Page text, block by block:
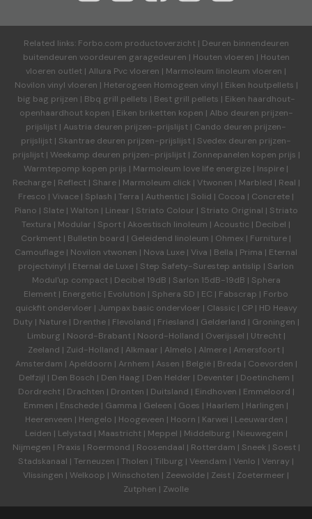
Related links: Forbo.com productoverzicht| Deuren binnendeuren
buitendeuren voordeuren garagedeuren | Houten vloeren | Houten
vloeren outlet | Allura Pvc vloeren | Marmoleum linoleum vloeren |
Novilon vinyl vloeren | Heterogeen Homogeen vinyl | Eiken houtpellets |
big bag prijzen | Bbq grill pellets | Best grill pellets | Eiken haardhout-
openhaardhout kopen | Eiken briketten kopen | Albo deuren prijzen-
prijslijst | Austria deuren prijzen-prijslijst | Cando deuren prijzen-
prijslijst | Skantrae deuren prijzen-prijslijst | Svedex deuren prijzen-
prijslijst| Weekamp deuren prijzen-prijslijst| Zonnepanelen kopen prijs |
Warmtepomp kopen prijs | Marmoleum love life energize | Inspire |
Recharge| Reflect| Share| Marmoleum click| Vtwonen | Marbled | Real |
Fresco | Vivace | Splash | Terra | Authentic | Solid | Cocoa | Concrete |
Piano | Slate| Walton | Linear | Striato Colour | Striato Original | Striato
Textura | Modular | Sport | Akoestisch linoleum | Acoustic | Decibel |
Corkment | Bulletin board | Geleidend linoleum | Ohmex | Furniture |
Camouflage | Novilon vtwonen | Nova Luxe | Viva | Bella | Prima | Eternal
projectvinyl | Eternal de Luxe | Step Safety-Surestep antislip | Sarlon
Modul'up compact| Decibel 19dB | Sarlon 15dB-19dB | Sphera
Element | Energetic | Evolution | Sphera SD | EC | Fabscrap | Forbo
quickfit ondervloer | Jumpax basic ondervloer | Classic | CP| HD Heavy
Duty | Nature| Drenthe| Flevoland | Friesland | Gelderland | Groningen |
Limburg | Noord-Brabant| Noord-Holland | Overijssel | Utrecht|
Zeeland | Zuid-Holland | Alkmaar | Almelo | Almere | Amersfoort |
Amsterdam | Apeldoorn | Arnhem | Assen | België| Breda | Coevorden |
Delfzijl | Den Bosch | Den Haag | Den Helder | Deventer | Doetinchem |
Dordrecht| Drachten | Dronten | Duitsland | Eindhoven | Emmeloord |
Emmen | Enschede | Gamma | Geleen | Goes | Haarlem | Harlingen |
Heerenveen | Hengelo | Hoogeveen | Hoorn | Karwei | Leeuwarden |
Leiden | Lelystad | Maastricht| Meppel | Middelburg | Nieuwegein |
Nijmegen | Praxis | Roermond | Roosendaal | Rotterdam | Sneek| Soest|
Stadskanaal | Terneuzen | Tholen | Tilburg | Veendam | Venlo | Venray |
Vlissingen | Welkoop | Winschoten | Zeewolde | Zeist | Zoetermeer |
Zutphen | Zwolle